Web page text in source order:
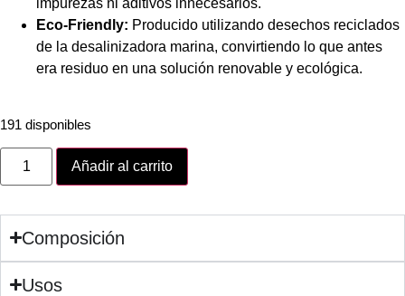
impurezas ni aditivos innecesarios.
Eco-Friendly: Producido utilizando desechos reciclados
de la desalinizadora marina, convirtiendo lo que antes
era residuo en una solución renovable y ecológica.
191 disponibles
Añadir al carrito
Composición
Usos